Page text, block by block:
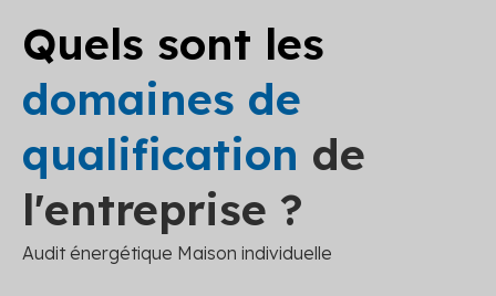
Quels sont les
domaines de
qualification de
l'entreprise ?
Audit énergétique Maison individuelle